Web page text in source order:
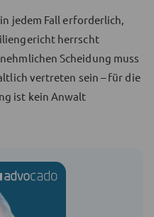
jedem Fall erforderlich,
herrscht
Scheidung muss
vertreten sein – für die
ist kein Anwalt